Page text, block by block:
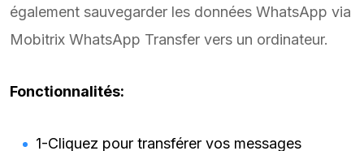
également sauvegarder les données WhatsApp via
Mobitrix WhatsApp Transfer vers un ordinateur.
Fonctionnalités:
1-Cliquez pour transférer vos messages